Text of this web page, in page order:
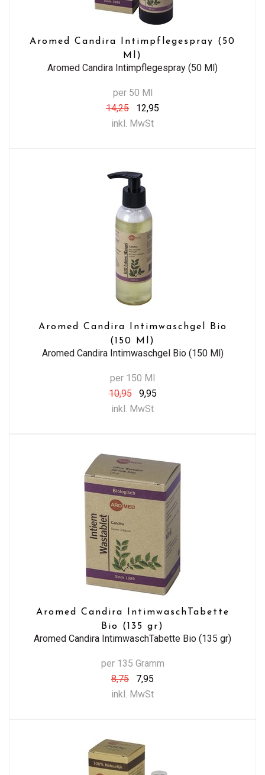
Aromed Candira Intimpflegespray (50
Ml)
Aromed Candira Intimpflegespray (50 Ml)
per 50 Ml
14,25
12,95
inkl. MwSt
Aromed Candira Intimwaschgel Bio
(150 Ml)
Aromed Candira Intimwaschgel Bio (150 Ml)
per 150 Ml
10,95
9,95
inkl. MwSt
Aromed Candira IntimwaschTabette
Bio (135 gr)
Aromed Candira IntimwaschTabette Bio (135 gr)
per 135 Gramm
8,75
7,95
inkl. MwSt